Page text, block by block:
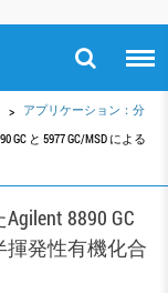
アプリケーション：分
と 5977 GC/MSD による
8890 GC
揮発性有機化合